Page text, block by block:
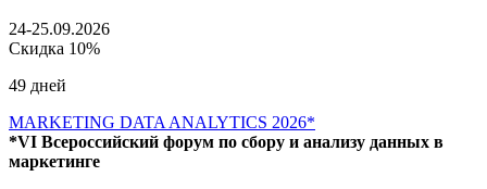
24-25.09.2026
Скидка 10%
49 дней
MARKETING DATA ANALYTICS 2026*
*VI Всероссийский форум по сбору и анализу данных в
маркетинге